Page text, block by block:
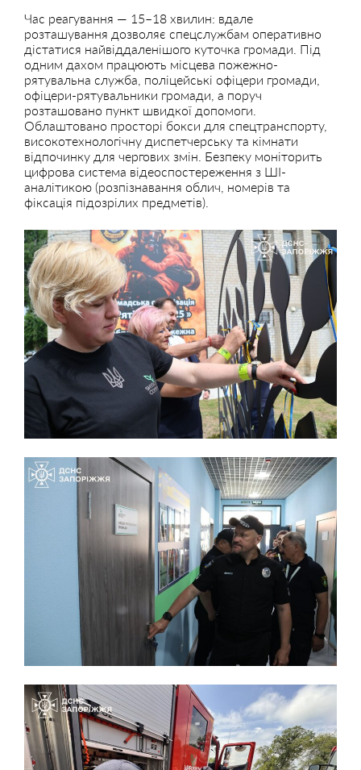
Час реагування — 15–18 хвилин: вдале
розташування дозволяє спецслужбам оперативно
дістатися найвіддаленішого куточка громади. Під
одним дахом працюють місцева пожежно-
рятувальна служба, поліцейські офіцери громади,
офіцери-рятувальники громади, а поруч
розташовано пункт швидкої допомоги.
Облаштовано просторі бокси для спецтранспорту,
високотехнологічну диспетчерську та кімнати
відпочинку для чергових змін. Безпеку моніторить
цифрова система відеоспостереження з ШІ-
аналітикою (розпізнавання облич, номерів та
фіксація підозрілих предметів).